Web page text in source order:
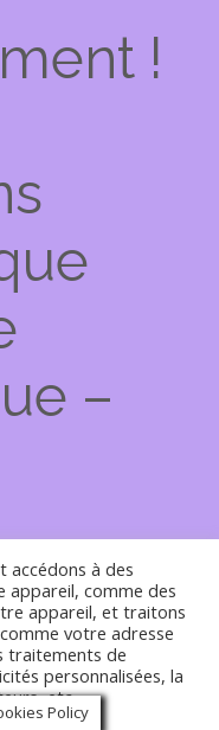
!
–
accédons à des
appareil, comme des
appareil, et traitons
votre adresse
de
Policy